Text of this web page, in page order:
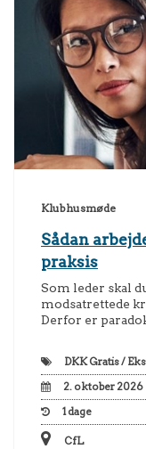
Klubhusmøde
Sådan
praksis
Som leder skal
modsatrettede
Derfor er
DKKGratis /
2. oktober 2026
1dage
CfL